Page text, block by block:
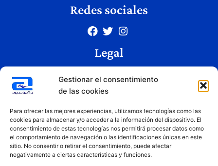
Gestionar el consentimiento
de las cookies
Para ofrecer las mejores experiencias, utilizamos tecnologías como las
cookies para almacenar y/o acceder a la información del dispositivo. El
consentimiento de estas tecnologías nos permitirá procesar datos como
el comportamiento de navegación o las identificaciones únicas en este
sitio. No consentir o retirar el consentimiento, puede afectar
negativamente a ciertas características y funciones.
Redes sociales
Legal
Política de privacidad
Condiciones de uso
Copyright © 2026 Aquabaño | Todos los derechos reservados
Diseñado porInnovation Studio